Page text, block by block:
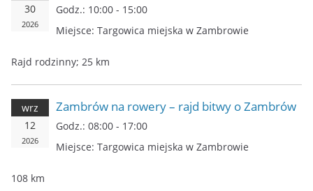
30
2026
Godz.: 10:00 - 15:00
Miejsce: Targowica miejska w Zambrowie
Rajd rodzinny; 25 km
wrz
12
2026
Zambrów na rowery – rajd bitwy o Zambrów
Godz.: 08:00 - 17:00
Miejsce: Targowica miejska w Zambrowie
108 km